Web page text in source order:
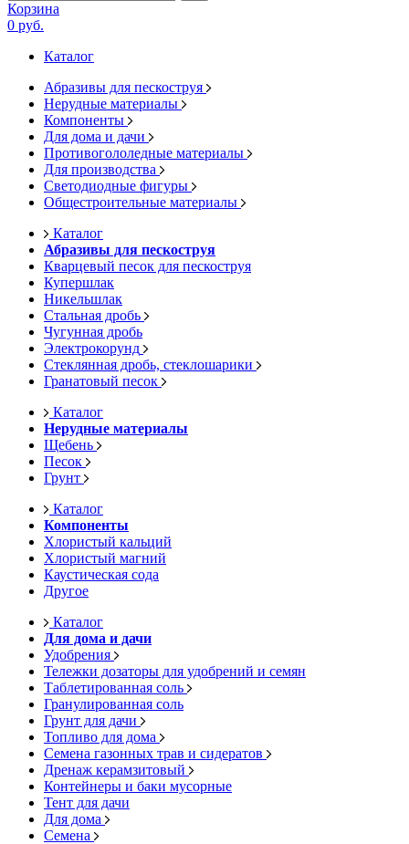
Корзина
0 руб.
Каталог
Абразивы для пескоструя
Нерудные материалы
Компоненты
Для дома и дачи
Противогололедные материалы
Для производства
Светодиодные фигуры
Общестроительные материалы
Каталог
Абразивы для пескоструя
Кварцевый песок для пескоструя
Купершлак
Никельшлак
Стальная дробь
Чугунная дробь
Электрокорунд
Стеклянная дробь, стеклошарики
Гранатовый песок
Каталог
Нерудные материалы
Щебень
Песок
Грунт
Каталог
Компоненты
Хлористый кальций
Хлористый магний
Каустическая сода
Другое
Каталог
Для дома и дачи
Удобрения
Тележки дозаторы для удобрений и семян
Таблетированная соль
Гранулированная соль
Грунт для дачи
Топливо для дома
Семена газонных трав и сидератов
Дренаж керамзитовый
Контейнеры и баки мусорные
Тент для дачи
Для дома
Семена